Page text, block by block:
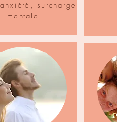
surcharge
mentale